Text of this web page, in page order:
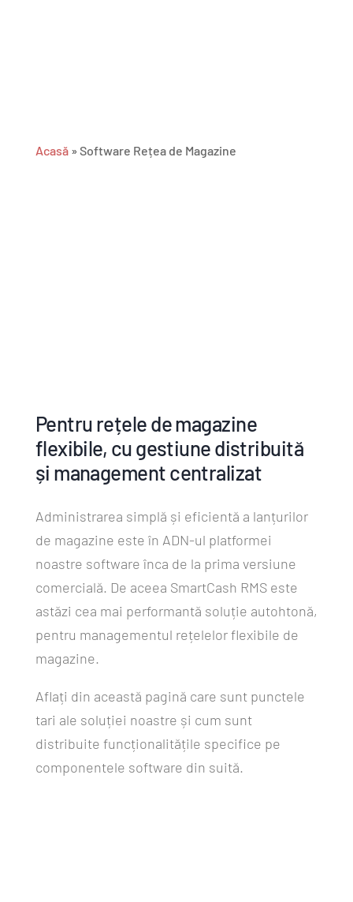
Acasă»Software Rețea de Magazine
Pentru rețele de magazine
flexibile, cu gestiune distribuită
și management centralizat
Administrarea simplă și eficientă a lanțurilor
de magazine este în ADN-ul platformei
noastre software înca de la prima versiune
comercială. De aceea SmartCash RMS este
astăzi cea mai performantă soluție autohtonă,
pentru managementul rețelelor flexibile de
magazine.
Aflați din această pagină care sunt punctele
tari ale soluției noastre și cum sunt
distribuite funcționalitățile specifice pe
componentele software din suită.